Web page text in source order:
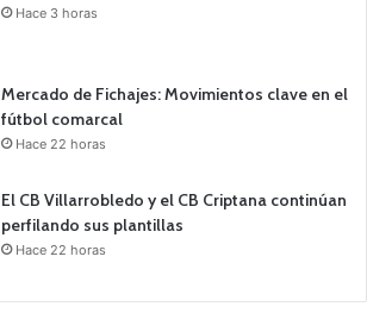
Hace 3 horas
Mercado de Fichajes: Movimientos clave en el
fútbol comarcal
Hace 22 horas
El CB Villarrobledo y el CB Criptana continúan
perfilando sus plantillas
Hace 22 horas